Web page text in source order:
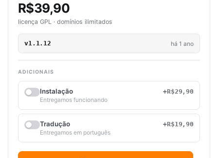
R$39,90
licença GPL · domínios ilimitados
v1.1.12 há 1 ano
ADICIONAIS
Instalação
+R$29,90
Entregamos funcionando
Tradução
+R$19,90
Entregamos em português